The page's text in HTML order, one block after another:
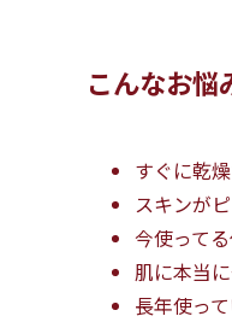
こんなお悩
すぐに乾
スキンが
今使って
肌に本当
長年使っ